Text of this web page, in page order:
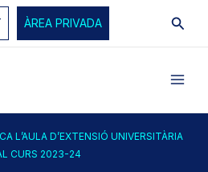
ÀREA PRIVADA
L’AULA D’EXTENSIÓ UNIVERSITÀRIA
CURS 2023-24